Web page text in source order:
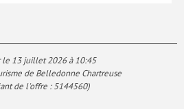
le 13 juillet 2026 à 10:45
de Belledonne Chartreuse
de l'offre :5144560)